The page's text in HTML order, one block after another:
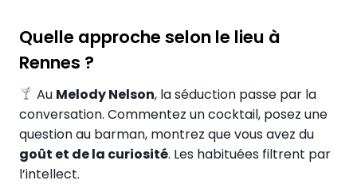
Quelle approche selon le lieu à
Rennes ?
Au Melody Nelson, la séduction passe par la
conversation. Commentez un cocktail, posez une
question au barman, montrez que vous avez du
goût et de la curiosité. Les habituées filtrent par
l’intellect.